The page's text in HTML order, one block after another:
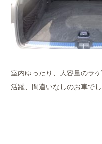
室内ゆったり、大容量のラ
活躍、間違いなしのお車でし